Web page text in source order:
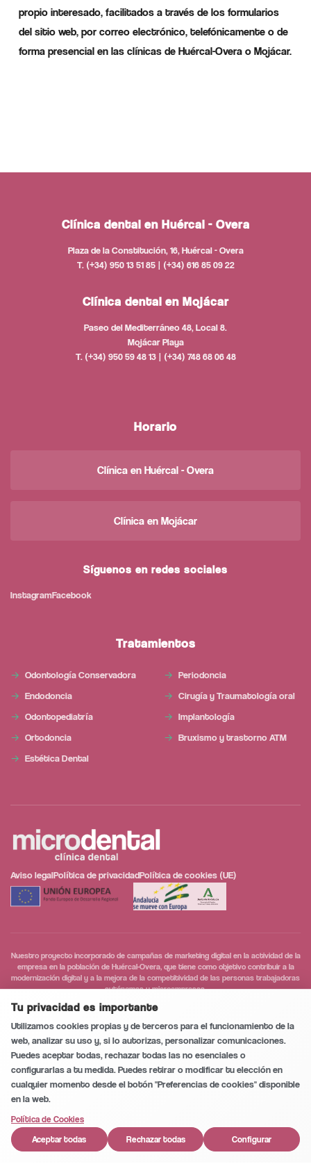
propio interesado, facilitados a través de los formularios
del sitio web, por correo electrónico, telefónicamente o de
forma presencial en las clínicas de Huércal-Overa o Mojácar.
Clínica dental en Huércal - Overa
Plaza de la Constitución, 16, Huércal - Overa
T. (+34) 950 13 51 85 | (+34) 616 85 09 22
Clínica dental en Mojácar
Paseo del Mediterráneo 48, Local 8.
Mojácar Playa
T. (+34) 950 59 48 13 | (+34) 748 68 06 48
Horario
Clínica en Huércal - Overa
Clínica en Mojácar
Síguenos en redes sociales
InstagramFacebook
Tratamientos
Odontología Conservadora
Endodoncia
Odontopediatría
Ortodoncia
Estética Dental
Periodoncia
Cirugía y Traumatología oral
Implantología
Bruxismo y trastorno ATM
Aviso legalPolítica de privacidadPolítica de cookies (UE)
Nuestro proyecto incorporado de campañas de marketing digital en la actividad de la
empresa en la población de Huércal-Overa, que tiene como objetivo contribuir a la
modernización digital y a la mejora de la competitividad de las personas trabajadoras
autónomas y microempresas.
Tu privacidad es importante
Utilizamos cookies propias y de terceros para el funcionamiento de la
web, analizar su uso y, si lo autorizas, personalizar comunicaciones.
Puedes aceptar todas, rechazar todas las no esenciales o
configurarlas a tu medida. Puedes retirar o modificar tu elección en
cualquier momento desde el botón "Preferencias de cookies" disponible
en la web.
Política de Cookies
Aceptar todas
Rechazar todas Configurar
Llamar
WhatsApp
Cita
Conversación segura y privada